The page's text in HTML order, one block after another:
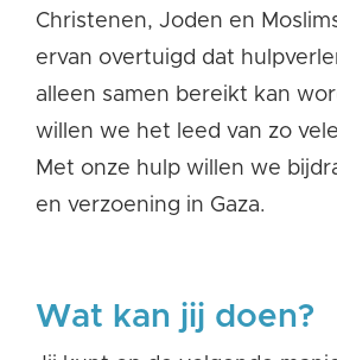
Christenen, Joden en
ervan overtuigd dat
alleen samen bereikt kan
willen we het leed van zo
Met onze hulp willen we
en verzoening in Gaza.
Wat kan jij doen?